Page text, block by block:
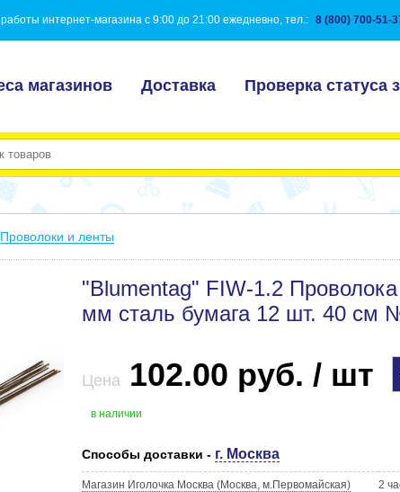
интернет-магазина с 9:00 до 21:00 ежедневно, тел.: 8 (800) 700-51-
магазинов Доставка Проверка статуса
Проволоки и ленты
"Blumentag" FIW-1.2
мм сталь бумага 12 шт. 40 см
Цена 102.00 руб. / шт
в наличии
Способы доставки - г. Москва
Магазин Иголочка Москва (Москва, м.Первомайская) 2